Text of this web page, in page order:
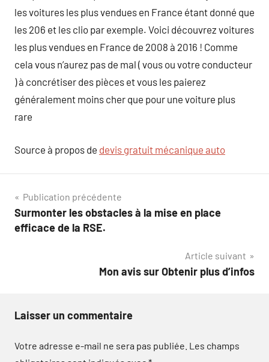
les voitures les plus vendues en France étant donné que
les 206 et les clio par exemple. Voici découvrez voitures
les plus vendues en France de 2008 à 2016 ! Comme
cela vous n’aurez pas de mal ( vous ou votre conducteur
) à concrétiser des pièces et vous les paierez
généralement moins cher que pour une voiture plus
rare
Source à propos de devis gratuit mécanique auto
Navigation
de
Publication précédente
Surmonter les obstacles à la mise en place
efficace de la RSE.
Article suivant
Mon avis sur Obtenir plus d’infos
Laisser un commentaire
Votre adresse e-mail ne sera pas publiée. Les champs